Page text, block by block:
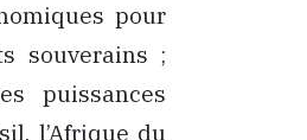
pour
souverains ;
puissances
l’Afrique du